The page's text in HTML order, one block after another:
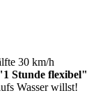
30 km/h
Stunde flexibel"
Wasser willst!